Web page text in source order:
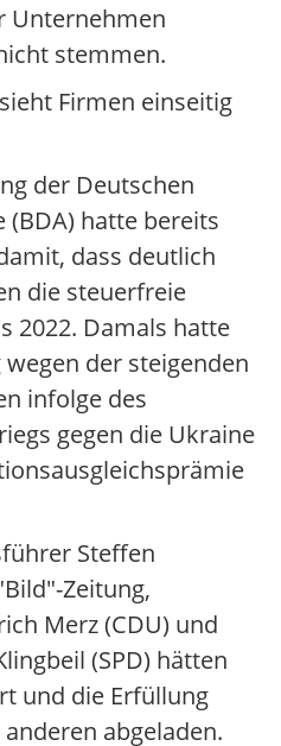
Unternehmen
stemmen.
Firmen einseitig
der Deutschen
hatte bereits
dass deutlich
die steuerfreie
2022. Damals hatte
der steigenden
infolge des
gegen die Ukraine
Steffen
Zeitung,
Merz (CDU) und
(SPD) hätten
und die Erfüllung
abgeladen.